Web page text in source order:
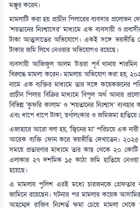
মঞ্জুর করেন।
মামলাটি করা হয় প্রাচীন পিলারের ব্যবসার প্রলোভন
‘শয়তানের নিঃশ্বাসের’ মাধ্যমে এক ব্যবসায়ী ও
টাকা আত্মসাতের অভিযোগে। একই সঙ্গে ভয়ভীতি
টাকার জমি লিখে নেওয়ার অভিযোগও রয়েছে।
ব্যবসায়ী আজিজুল আলম উত্তরা পূর্ব থানায়
বিরুদ্ধে মামলা করেন। মামলায় অভিযোগ করা হয়,
নামে এক ব্যক্তির মাধ্যমে তার সঙ্গে কয়েকজনের
প্রাচীন পিলার বিক্রির মাধ্যমে বিপুল অর্থ আনার
বিভিন্ন ‘কুফরি কালাম’ ও ‘শয়তানের নিঃশ্বাস’ ব্যবহার
এবং ধাপে ধাপে টাকা, স্বর্ণালংকার ও জমিজমা হাতিয়ে
এজাহারে আরো বলা হয়, ‘জ্বিনের মা’ পরিচয়ে এক নারী
আরেক ব্যক্তি ফোন করে ভয়ভীতি দেখাতেন। ২০২৫
সময়ে প্রতারণার মাধ্যমে তার কাছ থেকে ২০
এলাকার ২৭ দশমিক ১৫ কাঠা জমি হাতিয়ে
হয়েছে।
এ মামলায় পুলিশ এরই মধ্যে চারজনকে গ্রেফতার
জামিনে রয়েছেন। ঘটনার পর মামলার কয়েক
আহম্মেদ রাজিব নিঃশর্ত ক্ষমা চেয়ে মামলা